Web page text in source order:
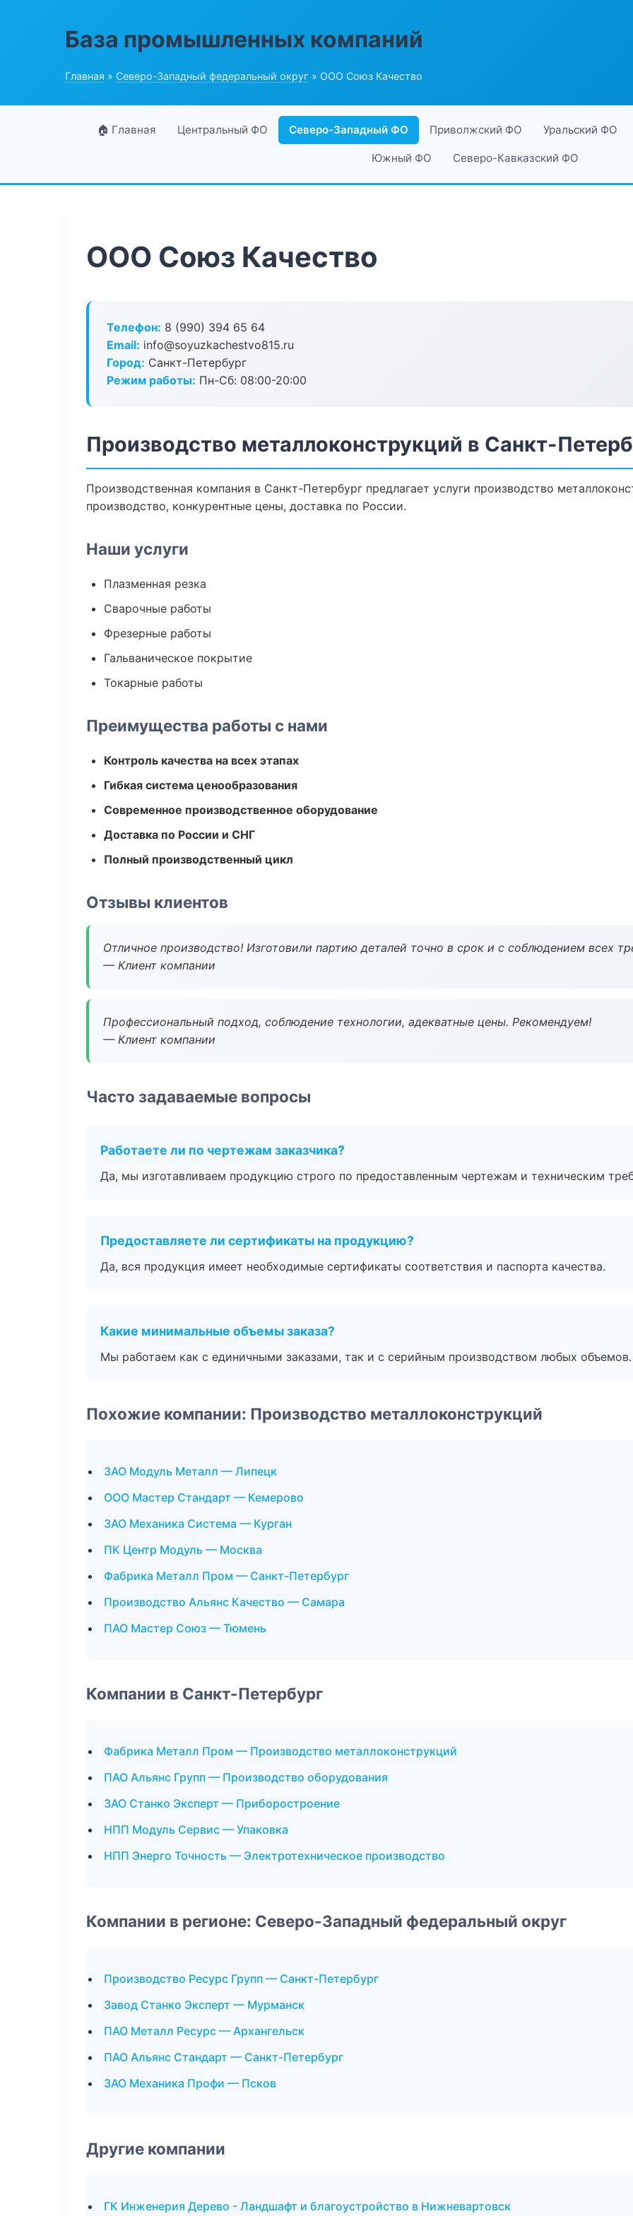
База промышленных компаний
Главная » Северо-Западный федеральный округ » ООО Союз Качество
🏠 Главная Центральный ФО Северо-Западный ФО Приволжский ФО Уральский ФО
Южный ФО Северо-Кавказский ФО
ООО Союз Качество
Телефон: 8 (990) 394 65 64
Email: info@soyuzkachestvo815.ru
Город: Санкт-Петербург
Режим работы: Пн-Сб: 08:00-20:00
Производство металлоконструкций в Санкт-
Производственная компания в Санкт-Петербург предлагает услуги производство
производство, конкурентные цены, доставка по России.
Наши услуги
Плазменная резка
Сварочные работы
Фрезерные работы
Гальваническое покрытие
Токарные работы
Преимущества работы с нами
Контроль качества на всех этапах
Гибкая система ценообразования
Современное производственное оборудование
Доставка по России и СНГ
Полный производственный цикл
Отзывы клиентов
Отличное производство! Изготовили партию деталей точно в срок и с соблюдением всех
— Клиент компании
Профессиональный подход, соблюдение технологии, адекватные цены. Рекомендуем!
— Клиент компании
Часто задаваемые вопросы
Работаете ли по чертежам заказчика?
Да, мы изготавливаем продукцию строго по предоставленным чертежам и техническим
Предоставляете ли сертификаты на продукцию?
Да, вся продукция имеет необходимые сертификаты соответствия и паспорта качества.
Какие минимальные объемы заказа?
Мы работаем как с единичными заказами, так и с серийным производством любых объемов.
Похожие компании: Производство металлоконструкций
ЗАО Модуль Металл — Липецк
ООО Мастер Стандарт — Кемерово
ЗАО Механика Система — Курган
ПК Центр Модуль — Москва
Фабрика Металл Пром — Санкт-Петербург
Производство Альянс Качество — Самара
ПАО Мастер Союз — Тюмень
Компании в Санкт-Петербург
Фабрика Металл Пром — Производство металлоконструкций
ПАО Альянс Групп — Производство оборудования
ЗАО Станко Эксперт — Приборостроение
НПП Модуль Сервис — Упаковка
НПП Энерго Точность — Электротехническое производство
Компании в регионе: Северо-Западный федеральный округ
Производство Ресурс Групп — Санкт-Петербург
Завод Станко Эксперт — Мурманск
ПАО Металл Ресурс — Архангельск
ПАО Альянс Стандарт — Санкт-Петербург
ЗАО Механика Профи — Псков
Другие компании
ГК Инженерия Дерево - Ландшафт и благоустройство в Нижневартовск